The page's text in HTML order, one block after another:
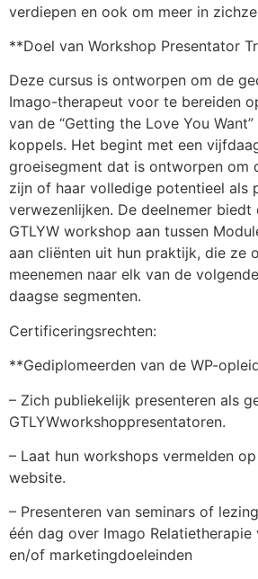
verdiepen en ook om meer in
**Doel van Workshop Presentator
Deze cursus is ontworpen om de
Imago-therapeut voor te bereiden
van de “Getting the Love You
koppels. Het begint met een
groeisegment dat is ontworpen om
zijn of haar volledige potentieel als
verwezenlijken. De deelnemer biedt
GTLYW workshop aan tussen
aan cliënten uit hun praktijk, die ze
meenemen naar elk van de
daagse segmenten.
Certificeringsrechten:
**Gediplomeerden van de WP-
– Zich publiekelijk presenteren als
GTLYWworkshoppresentatoren.
– Laat hun workshops vermelden
website.
– Presenteren van seminars of
één dag over Imago
en/of marketingdoeleinden